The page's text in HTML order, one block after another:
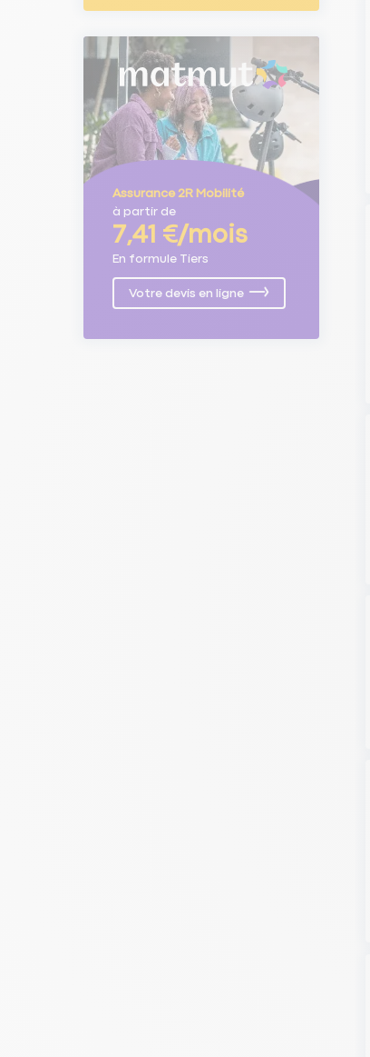
Assurance 2R Mobilité
à partir de
7,41 €/mois
En formule Tiers
Votre devis en ligne